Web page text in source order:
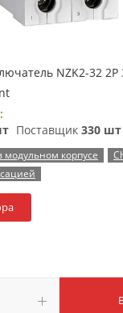
NZK2-32 2P
Поставщик 330 шт
модульном корпусе